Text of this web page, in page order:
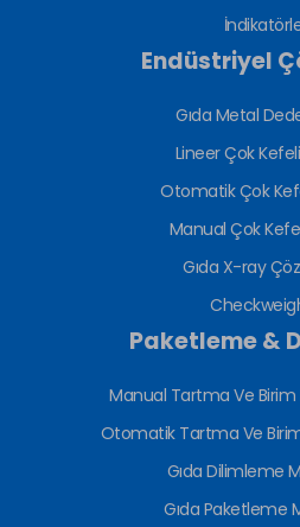
Endüstriyel
Gıda Metal
Lineer Çok
Otomatik Çok
Manual Çok
Gıda X-ray
Paketleme &
Manual Tartma Ve
Otomatik Tartma Ve
Gıda Dilimleme
Gıda Paketleme